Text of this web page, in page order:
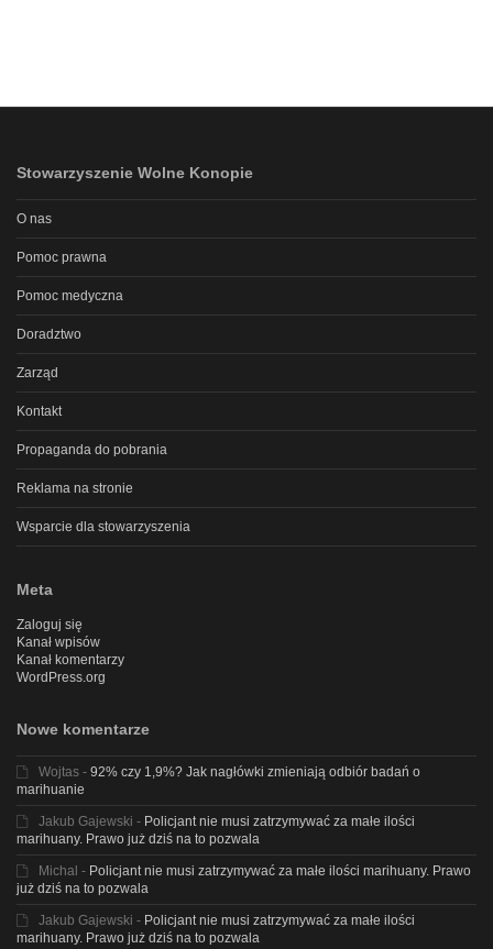
Stowarzyszenie Wolne Konopie
O nas
Pomoc prawna
Pomoc medyczna
Doradztwo
Zarząd
Kontakt
Propaganda do pobrania
Reklama na stronie
Wsparcie dla stowarzyszenia
Meta
Zaloguj się
Kanał wpisów
Kanał komentarzy
WordPress.org
Nowe komentarze
Wojtas - 92% czy 1,9%? Jak nagłówki zmieniają odbiór badań o
marihuanie
Jakub Gajewski - Policjant nie musi zatrzymywać za małe ilości
marihuany. Prawo już dziś na to pozwala
Michal - Policjant nie musi zatrzymywać za małe ilości marihuany. Prawo
już dziś na to pozwala
Jakub Gajewski - Policjant nie musi zatrzymywać za małe ilości
marihuany. Prawo już dziś na to pozwala